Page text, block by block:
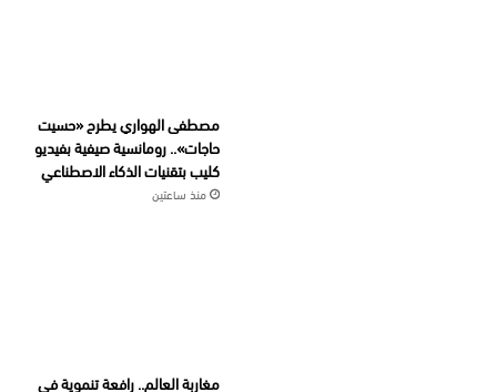
مصطفى الهواري يطرح «حسيت
حاجات».. رومانسية صيفية بفيديو
كليب بتقنيات الذكاء الاصطناعي
منذ ساعتين
مغاربة العالم.. رافعة تنموية في